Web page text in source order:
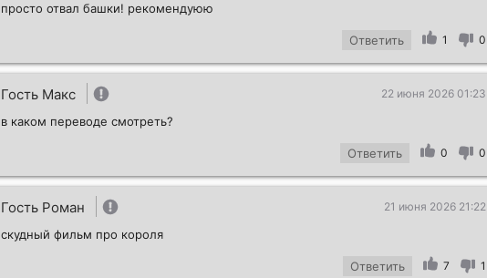
просто отвал башки! рекомендуюю
Ответить 1 0
Гость Макс 22 июня 2026 01:23
в каком переводе смотреть?
Ответить 0 0
Гость Роман 21 июня 2026 21:22
скудный фильм про короля
Ответить 7 1